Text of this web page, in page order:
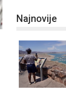
Najnovije